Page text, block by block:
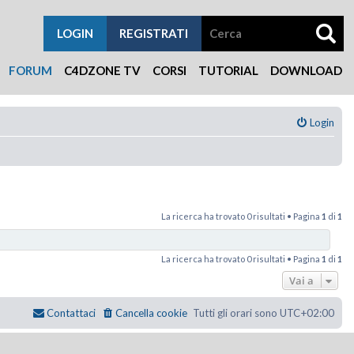
FORUM C4DZONE TV CORSI TUTORIAL DOWNLOAD
REGISTRATI
LOGIN
Login
La ricerca ha trovato 0 risultati • Pagina 1 di 1
La ricerca ha trovato 0 risultati • Pagina 1 di 1
Vai a
Tutti gli orari sono UTC+02:00
Cancella cookie
Contattaci